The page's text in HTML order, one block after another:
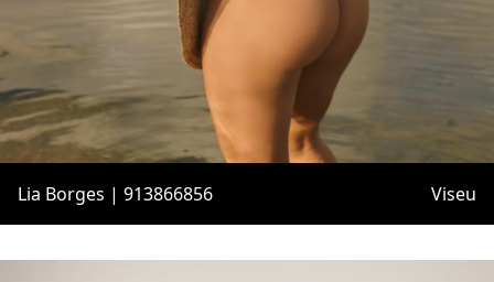
Lia Borges | 913866856 Viseu